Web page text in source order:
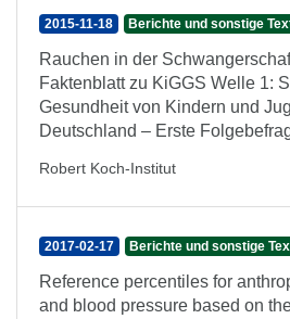
2015-11-18 Berichte und sonstige
Rauchen in der
Faktenblatt zu KiGGS Welle 1:
Gesundheit von Kindern und
Deutschland – Erste
Robert Koch-Institut
2017-02-17 Berichte und sonstige
Reference percentiles for
and blood pressure based on